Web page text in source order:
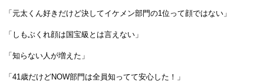
「元太くん好きだけど決してイケメン部門の1位って顔ではない」
「しもぶくれ顔は国宝級とは言えない」
「知らない人が増えた」
「41歳だけどNOW部門は全員知ってて安心した！」